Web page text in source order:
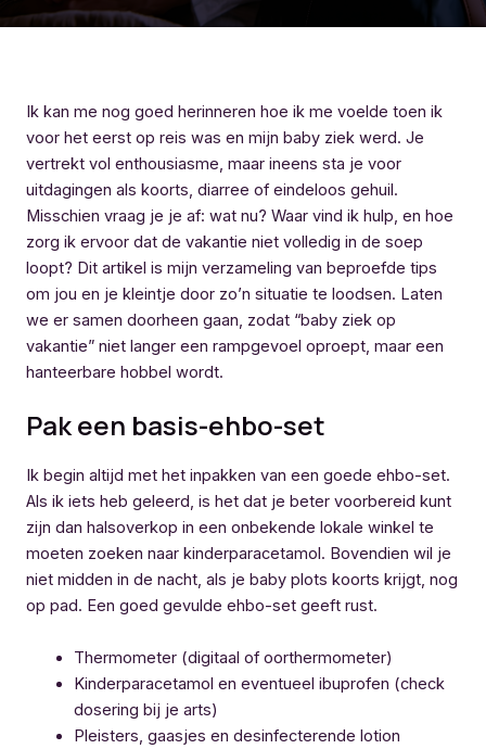
Ik kan me nog goed herinneren hoe ik me voelde toen ik
voor het eerst op reis was en mijn baby ziek werd. Je
vertrekt vol enthousiasme, maar ineens sta je voor
uitdagingen als koorts, diarree of eindeloos gehuil.
Misschien vraag je je af: wat nu? Waar vind ik hulp, en hoe
zorg ik ervoor dat de vakantie niet volledig in de soep
loopt? Dit artikel is mijn verzameling van beproefde tips
om jou en je kleintje door zo’n situatie te loodsen. Laten
we er samen doorheen gaan, zodat “baby ziek op
vakantie” niet langer een rampgevoel oproept, maar een
hanteerbare hobbel wordt.
Pak een basis-ehbo-set
Ik begin altijd met het inpakken van een goede ehbo-set.
Als ik iets heb geleerd, is het dat je beter voorbereid kunt
zijn dan halsoverkop in een onbekende lokale winkel te
moeten zoeken naar kinderparacetamol. Bovendien wil je
niet midden in de nacht, als je baby plots koorts krijgt, nog
op pad. Een goed gevulde ehbo-set geeft rust.
Thermometer (digitaal of oorthermometer)
Kinderparacetamol en eventueel ibuprofen (check
dosering bij je arts)
Pleisters, gaasjes en desinfecterende lotion